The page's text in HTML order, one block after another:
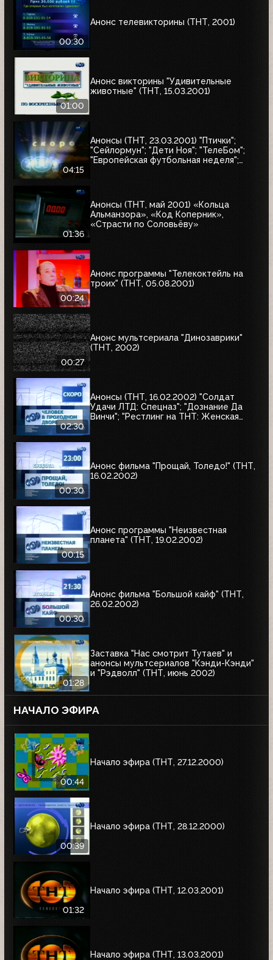
00:30
Анонс телевикторины (ТНТ, 2001)
01:00
Анонс викторины "Удивительные
животные" (ТНТ, 15.03.2001)
04:15
Анонсы (ТНТ, 23.03.2001) "Птички";
"Сейлормун"; "Дети Ноя"; "ТелеБом";
"Европейская футбольная неделя";
01:36
Анонсы (ТНТ, май 2001) «Кольца
Альманзора», «Код Коперник»,
«Страсти по Соловьёву»
00:24
Анонс программы "Телекоктейль на
троих" (ТНТ, 05.08.2001)
00:27
Анонс мультсериала "Динозаврики"
(ТНТ, 2002)
02:30
Анонсы (ТНТ, 16.02.2002) "Солдат
Удачи ЛТД: Спецназ"; "Дознание Да
Винчи"; "Рестлинг на ТНТ: Женская
00:30
Анонс фильма "Прощай, Толедо!" (ТНТ,
16.02.2002)
00:15
Анонс программы "Неизвестная
планета" (ТНТ, 19.02.2002)
00:30
Анонс фильма "Большой кайф" (ТНТ,
26.02.2002)
01:28
Заставка "Нас смотрит Тутаев" и
анонсы мультсериалов "Кэнди-Кэнди"
и "Рэдволл" (ТНТ, июнь 2002)
НАЧАЛО ЭФИРА
00:44
Начало эфира (ТНТ, 27.12.2000)
00:39
Начало эфира (ТНТ, 28.12.2000)
01:32
Начало эфира (ТНТ, 12.03.2001)
Начало эфира (ТНТ, 13.03.2001)